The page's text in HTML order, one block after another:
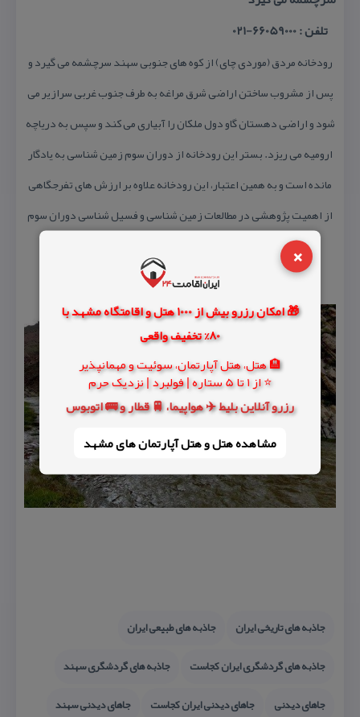
×
🎁 امکان رزرو بیش از 1000 هتل و اقامتگاه مشهد با
80% تخفیف واقعی
🏨 هتل، هتل آپارتمان، سوئیت و مهمانپذیر
⭐ از 1 تا 5 ستاره | فولبرد | نزدیک حرم
رزرو آنلاین بلیط ✈️ هواپیما، 🚆 قطار و 🚌 اتوبوس
مشاهده هتل و هتل‌ آپارتمان های مشهد
تلفن : 66059000-021
رودخانه مردق (موردی چای) از كوه های جنوبی سهند سرچشمه می گیرد و
پس از مشروب ساختن اراضی شرق مراغه به طرف جنوب غربی سرازیر می
شود و اراضی دهستان گاو دول ملكان را آبیاری می كند و سپس به دریاچه
ارومیه می ریزد. بستر این رودخانه از دوران سوم زمین شناسی به یادگار
مانده است و به همین اعتبار، این رودخانه علاوه بر ارزش های تفرجگاهی
از اهمیت پژوهشی در مطالعات زمین شناسی و فسیل شناسی دوران سوم
جاذبه های تاریخی ایران
جاذبه های طبیعی ایران
جاذبه های گردشگری ایران كجاست
جاذبه های گردشگری سهند
جاهای دیدنی
جاهای دیدنی ایران كجاست
جاهای دیدنی سهند